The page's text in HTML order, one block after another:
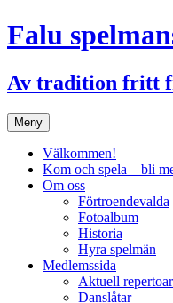
Hoppa
till
Falu
Av tradition fritt
Meny
Välkommen!
Kom och spela – bli
Om oss
Förtroendevalda
Fotoalbum
Historia
Hyra spelmän
Medlemssida
Aktuell repertoar
Danslåtar